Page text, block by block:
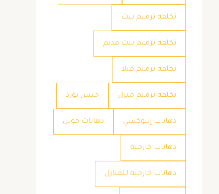
تكلفة ترميم بيت
تكلفة ترميم بيت قديم
تكلفة ترميم فيلا
تكلفة ترميم منزل جبس بورد
دهانات إيبوكسي دهانات جوتن
دهانات خارجية
دهانات خارجية للمنازل